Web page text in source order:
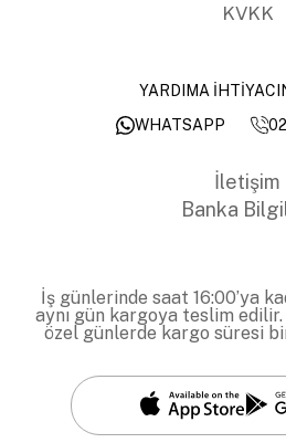
KVKK
YARDIMA
WHATSAPP
İletişim
Banka
İş günlerinde saat 16:00’ya
aynı gün kargoya teslim
özel günlerde kargo süresi